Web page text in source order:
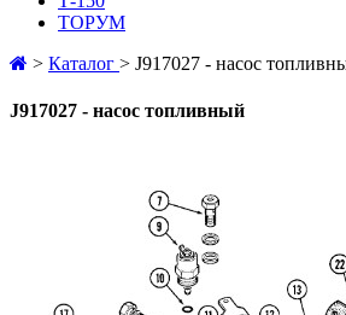
ТОРУМ
> Каталог > J917027 - насос
J917027 - насос топливный